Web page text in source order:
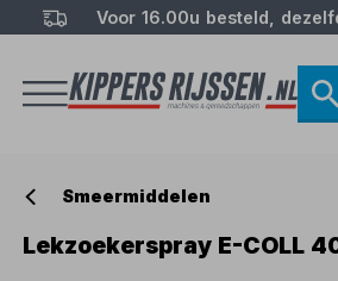
Voor 16.00u besteld,
Smeermiddelen
Lekzoekerspray E-COLL